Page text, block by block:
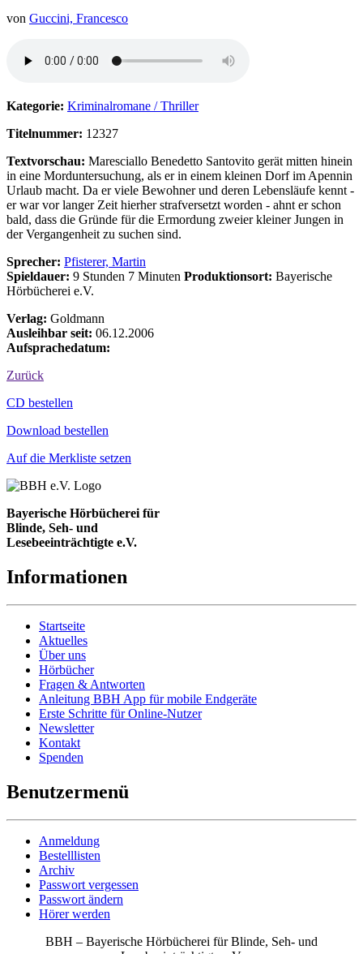
von Guccini, Francesco
Kategorie: Kriminalromane / Thriller
Titelnummer: 12327
Textvorschau: Maresciallo Benedetto Santovito gerät mitten hinein
in eine Morduntersuchung, als er in einem kleinen Dorf im Apennin
Urlaub macht. Da er viele Bewohner und deren Lebensläufe kennt -
er war vor langer Zeit hierher strafversetzt worden - ahnt er schon
bald, dass die Gründe für die Ermordung zweier kleiner Jungen in
der Vergangenheit zu suchen sind.
Sprecher: Pfisterer, Martin
Spieldauer: 9 Stunden 7 Minuten Produktionsort: Bayerische
Hörbücherei e.V.
Verlag: Goldmann
Ausleihbar seit: 06.12.2006
Aufsprachedatum:
Zurück
Bestell-Aktionen
CD bestellen
Download bestellen
Auf die Merkliste setzen
Bayerische Hörbücherei für
Blinde, Seh- und
Lesebeeinträchtigte e.V.
Informationen
Startseite
Aktuelles
Über uns
Hörbücher
Fragen & Antworten
Anleitung BBH App für mobile Endgeräte
Erste Schritte für Online-Nutzer
Newsletter
Kontakt
Spenden
Benutzermenü
Anmeldung
Bestelllisten
Archiv
Passwort vergessen
Passwort ändern
Hörer werden
BBH – Bayerische Hörbücherei für Blinde, Seh- und